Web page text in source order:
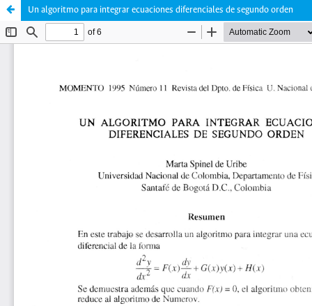
Un algoritmo para integrar ecuaciones diferenciales de segundo orden